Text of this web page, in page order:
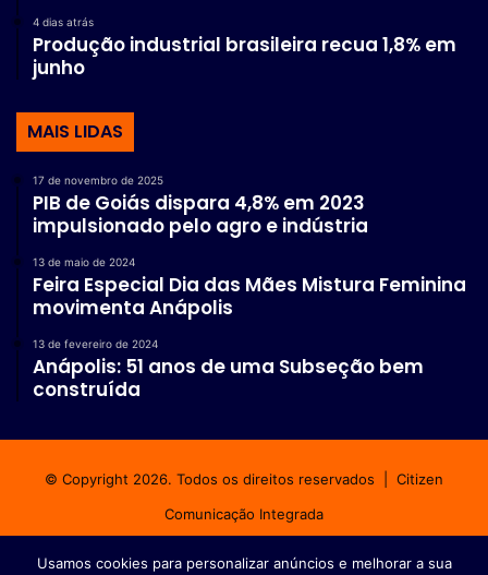
4 dias atrás
Produção industrial brasileira recua 1,8% em
junho
MAIS LIDAS
17 de novembro de 2025
PIB de Goiás dispara 4,8% em 2023
impulsionado pelo agro e indústria
13 de maio de 2024
Feira Especial Dia das Mães Mistura Feminina
movimenta Anápolis
13 de fevereiro de 2024
Anápolis: 51 anos de uma Subseção bem
construída
© Copyright 2026. Todos os direitos reservados | Citizen
Comunicação Integrada
Usamos cookies para personalizar anúncios e melhorar a sua